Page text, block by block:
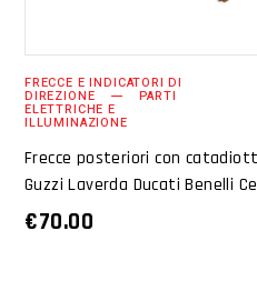
FRECCE E INDICATORI DI
DIREZIONE PARTI
ELETTRICHE E
ILLUMINAZIONE
Frecce posteriori con
Guzzi Laverda Ducati Benelli
€70.00